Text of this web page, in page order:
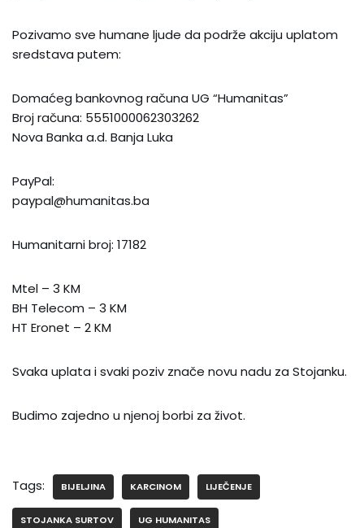
Pozivamo sve humane ljude da podrže akciju uplatom
sredstava putem:
Domaćeg bankovnog računa UG “Humanitas”
Broj računa: 5551000062303262
Nova Banka a.d. Banja Luka
PayPal:
paypal@humanitas.ba
Humanitarni broj: 17182
Mtel – 3 KM
BH Telecom – 3 KM
HT Eronet – 2 KM
Svaka uplata i svaki poziv znače novu nadu za Stojanku.
Budimo zajedno u njenoj borbi za život.
Tags: BIJELJINA KARCINOM LIJEČENJE
STOJANKA SURTOV UG HUMANITAS